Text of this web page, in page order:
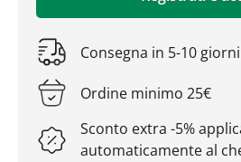
Consegna in 5-10
Ordine minimo 25€
Sconto extra -5%
automaticamente al